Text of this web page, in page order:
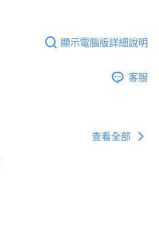
顯示電腦版詳細說明
客服
查看全部